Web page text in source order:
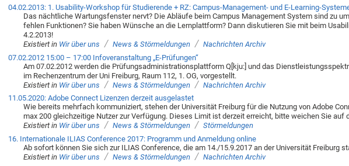
04.02.2013: 1. Usability-Workshop für Studierende + RZ: Campus-Management- und E-Learning-
Das nächtliche Wartungsfenster nervt? Die Abläufe beim Campus Management System sind zu
fehlen Funktionen? Sie haben Wünsche an die Lernplattform? Dann diskutieren Sie mit beim
4.2.2013!
Existiert in Wir über uns / News & Störmeldungen / Nachrichten Archiv
07.02.2012 15:00 – 17:00 Infoveranstaltung „E-Prüfungen“
Am 07.02.2012 werden die Prüfungsadministrationsplattform Q[kju:] und das
im Rechenzentrum der Uni Freiburg, Raum 112, 1. OG, vorgestellt.
Existiert in Wir über uns / News & Störmeldungen / Nachrichten Archiv
11.05.2020: Adobe Connect Lizenzen derzeit ausgelastet
Wie bereits mehrfach kommuniziert, stehen der Universität Freiburg für die Nutzung von Adobe
max 200 gleichzeitige Nutzer zur Verfügung. Dieses Limit ist derzeit erreicht, bitte weichen Sie auf
Existiert in Wir über uns / News & Störmeldungen / Störmeldungen
16. Internationale ILIAS Conference 2017: Programm und Anmeldung online
Ab sofort können Sie sich zur ILIAS Conference, die am 14./15.9.2017 an der Universität Freiburg
Existiert in Wir über uns / News & Störmeldungen / Nachrichten Archiv